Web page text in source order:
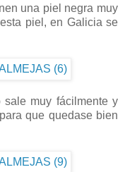
una piel negra muy
piel, en Galicia se
muy fácilmente y
que quedase bien